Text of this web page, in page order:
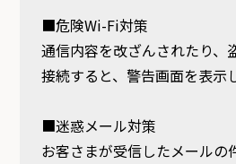
■危険Wi-Fi対策
通信内容を改ざんされたり、
接続すると、警告画面を表示
■迷惑メール対策
お客さまが受信したメールの